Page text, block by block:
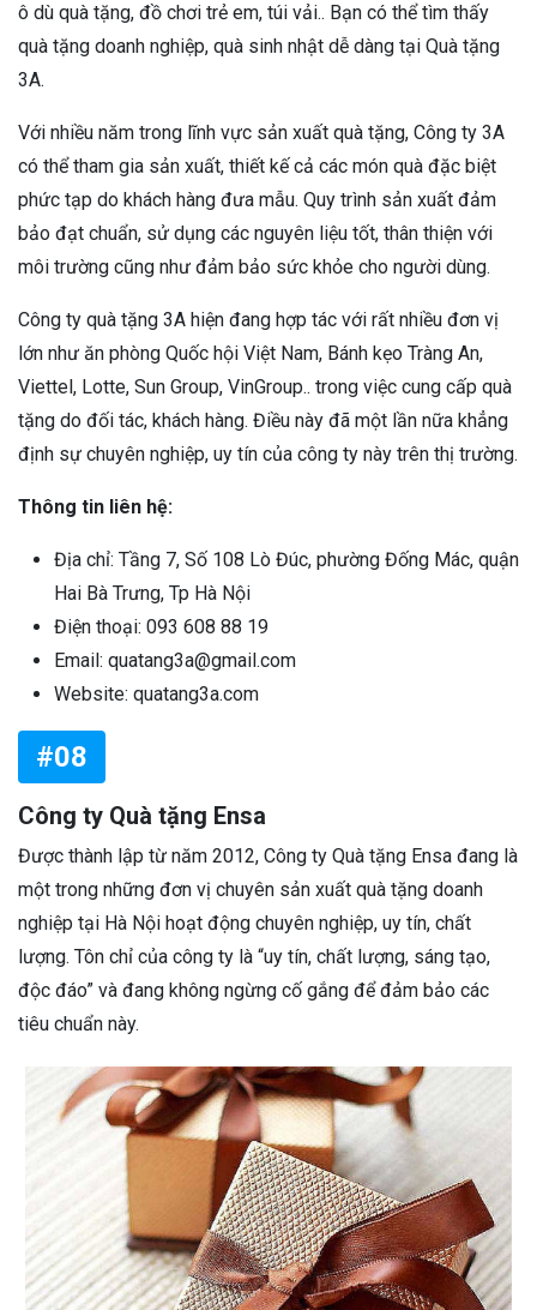
ô dù quà tặng, đồ chơi trẻ em, túi vải.. Bạn có thể tìm thấy
quà tặng doanh nghiệp, quà sinh nhật dễ dàng tại Quà tặng
3A.
Với nhiều năm trong lĩnh vực sản xuất quà tặng, Công ty 3A
có thể tham gia sản xuất, thiết kế cả các món quà đặc biệt
phức tạp do khách hàng đưa mẫu. Quy trình sản xuất đảm
bảo đạt chuẩn, sử dụng các nguyên liệu tốt, thân thiện với
môi trường cũng như đảm bảo sức khỏe cho người dùng.
Công ty quà tặng 3A hiện đang hợp tác với rất nhiều đơn vị
lớn như ăn phòng Quốc hội Việt Nam, Bánh kẹo Tràng An,
Viettel, Lotte, Sun Group, VinGroup.. trong việc cung cấp quà
tặng do đối tác, khách hàng. Điều này đã một lần nữa khẳng
định sự chuyên nghiệp, uy tín của công ty này trên thị trường.
Thông tin liên hệ:
Địa chỉ: Tầng 7, Số 108 Lò Đúc, phường Đống Mác, quận
Hai Bà Trưng, Tp Hà Nội
Điện thoại: 093 608 88 19
Email: quatang3a@gmail.com
Website: quatang3a.com
#08
Công ty Quà tặng Ensa
Được thành lập từ năm 2012, Công ty Quà tặng Ensa đang là
một trong những đơn vị chuyên sản xuất quà tặng doanh
nghiệp tại Hà Nội hoạt động chuyên nghiệp, uy tín, chất
lượng. Tôn chỉ của công ty là “uy tín, chất lượng, sáng tạo,
độc đáo” và đang không ngừng cố gắng để đảm bảo các
tiêu chuẩn này.